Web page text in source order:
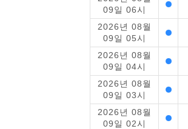
09일 06시
2026년 08월
09일 05시
2026년 08월
09일 04시
2026년 08월
09일 03시
2026년 08월
09일 02시